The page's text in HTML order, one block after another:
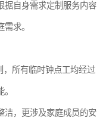
据自身需求定制服务内容
求。
，所有临时钟点工均经过
洁，更涉及家庭成员的安